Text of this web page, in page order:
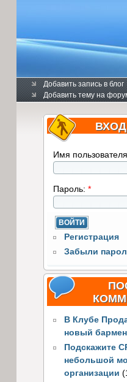
Добавить запись в блог
Добавить тему на
Имя
Пароль: *
Регистрация
Забыли
В Клубе
новый бармен
Подскажите
небольшой
организации